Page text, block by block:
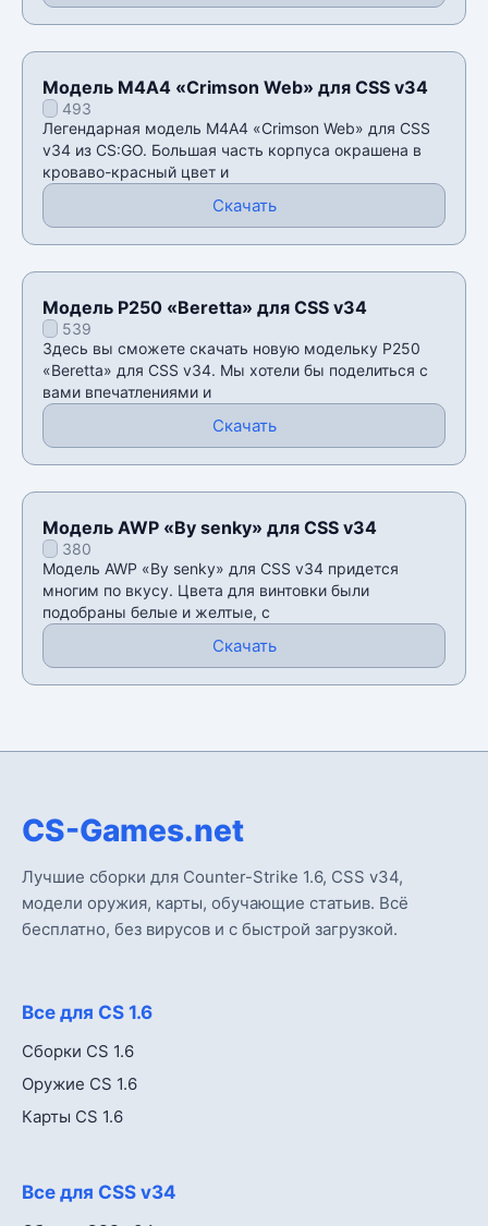
Модель M4A4 «Crimson Web» для CSS v34
493
Легендарная модель M4A4 «Crimson Web» для CSS
v34 из CS:GO. Большая часть корпуса окрашена в
кроваво-красный цвет и
Скачать
Модель P250 «Beretta» для CSS v34
539
Здесь вы сможете скачать новую модельку P250
«Beretta» для CSS v34. Мы хотели бы поделиться с
вами впечатлениями и
Скачать
Модель AWP «By senky» для CSS v34
380
Модель AWP «By senky» для CSS v34 придется
многим по вкусу. Цвета для винтовки были
подобраны белые и желтые, с
Скачать
CS-Games.net
Лучшие сборки для Counter-Strike 1.6, CSS v34,
модели оружия, карты, обучающие статьив. Всё
бесплатно, без вирусов и с быстрой загрузкой.
Все для CS 1.6
Сборки CS 1.6
Оружие CS 1.6
Карты CS 1.6
Все для CSS v34